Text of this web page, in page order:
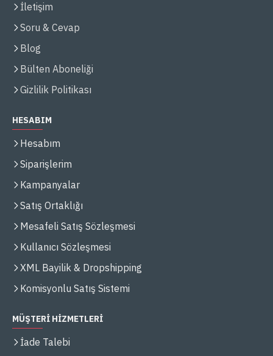
İletişim
Soru & Cevap
Blog
Bülten Aboneliği
Gizlilik Politikası
HESABIM
Hesabım
Siparişlerim
Kampanyalar
Satış Ortaklığı
Mesafeli Satış Sözleşmesi
Kullanıcı Sözleşmesi
XML Bayilik & Dropshipping
Komisyonlu Satış Sistemi
MÜŞTERİ HİZMETLERİ
İade Talebi